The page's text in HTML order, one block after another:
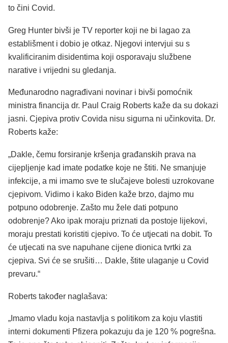
to čini Covid.
Greg Hunter bivši je TV reporter koji ne bi lagao za
establišment i dobio je otkaz. Njegovi intervjui su s
kvalificiranim disidentima koji osporavaju službene
narative i vrijedni su gledanja.
Međunarodno nagrađivani novinar i bivši pomoćnik
ministra financija dr. Paul Craig Roberts kaže da su dokazi
jasni. Cjepiva protiv Covida nisu sigurna ni učinkovita. Dr.
Roberts kaže:
„Dakle, čemu forsiranje kršenja građanskih prava na
cijepljenje kad imate podatke koje ne štiti. Ne smanjuje
infekcije, a mi imamo sve te slučajeve bolesti uzrokovane
cjepivom. Vidimo i kako Biden kaže brzo, dajmo mu
potpuno odobrenje. Zašto mu žele dati potpuno
odobrenje? Ako ipak moraju priznati da postoje lijekovi,
moraju prestati koristiti cjepivo. To će utjecati na dobit. To
će utjecati na sve napuhane cijene dionica tvrtki za
cjepiva. Svi će se srušiti… Dakle, štite ulaganje u Covid
prevaru.“
Roberts također naglašava:
„Imamo vladu koja nastavlja s politikom za koju vlastiti
interni dokumenti Pfizera pokazuju da je 120 % pogrešna.